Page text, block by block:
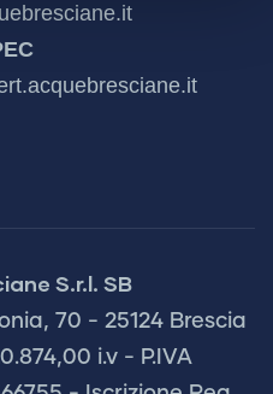
S.r.l. SB
70 - 25124 Brescia
i.v - P.IVA